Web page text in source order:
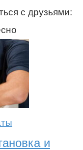
с друзьями:
и